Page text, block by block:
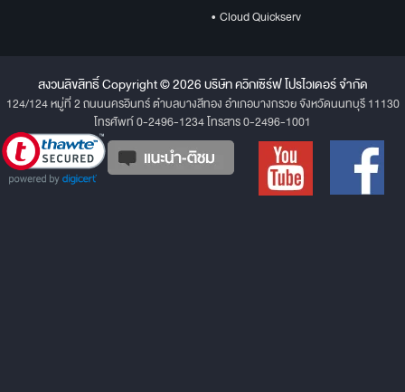
• Cloud Quickserv
สงวนลิขสิทธิ์ Copyright © 2026 บริษัท ควิกเซิร์ฟ โปรไวเดอร์ จำกัด
124/124 หมู่ที่ 2 ถนนนครอินทร์ ตำบลบางสีทอง อำเภอบางกรวย จังหวัดนนทบุรี 11130
โทรศัพท์ 0-2496-1234 โทรสาร 0-2496-1001